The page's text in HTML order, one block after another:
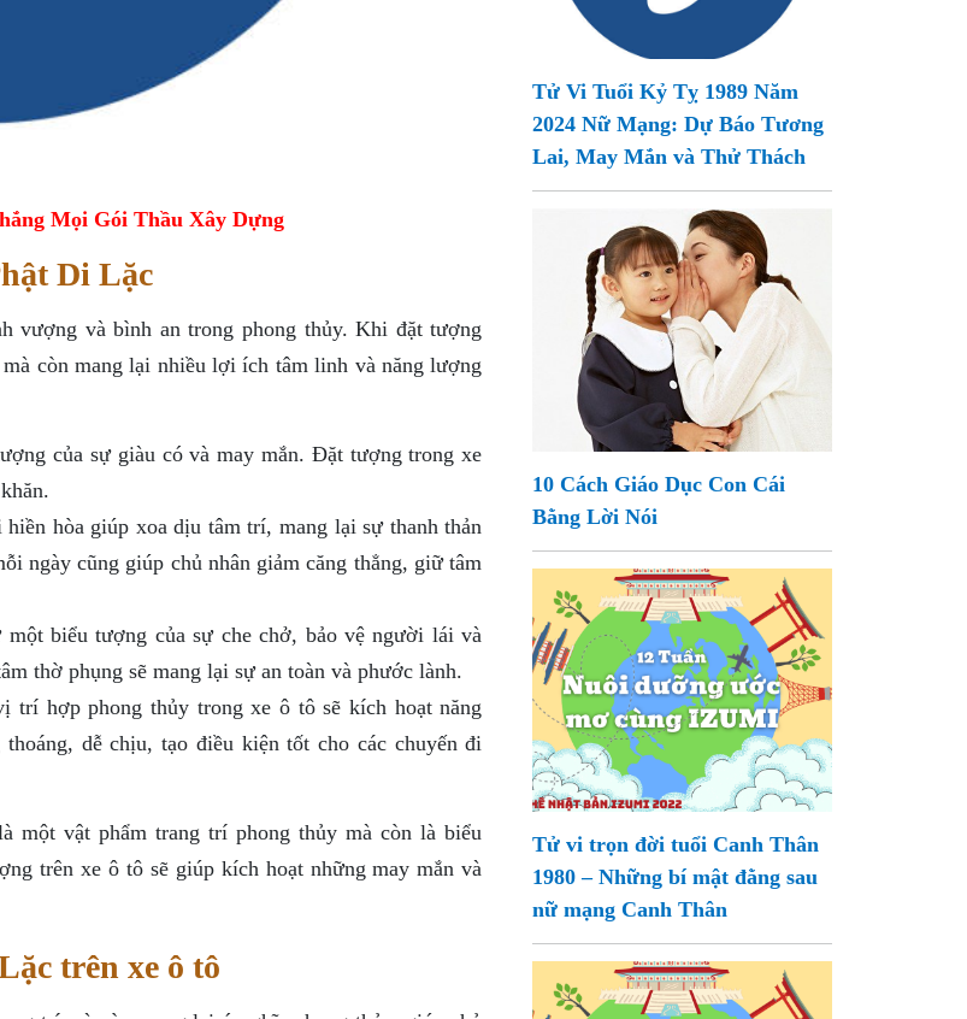
Mọi Gói Thầu Xây Dựng
Di Lặc
vượng và bình an trong phong thủy. Khi đặt tượng
còn mang lại nhiều lợi ích tâm linh và năng lượng
của sự giàu có và may mắn. Đặt tượng trong xe
hòa giúp xoa dịu tâm trí, mang lại sự thanh thản
ngày cũng giúp chủ nhân giảm căng thẳng, giữ tâm
biểu tượng của sự che chở, bảo vệ người lái và
thờ phụng sẽ mang lại sự an toàn và phước lành.
trí hợp phong thủy trong xe ô tô sẽ kích hoạt năng
dễ chịu, tạo điều kiện tốt cho các chuyến đi
vật phẩm trang trí phong thủy mà còn là biểu
trên xe ô tô sẽ giúp kích hoạt những may mắn và
trên xe ô tô
Tử Vi Tuổi Kỷ Tỵ 1989 Năm
2024 Nữ Mạng: Dự Báo Tương
Lai, May Mắn và Thử Thách
10 Cách Giáo Dục Con Cái
Bằng Lời Nói
Tử vi trọn đời tuổi Canh Thân
1980 – Những bí mật đằng sau
nữ mạng Canh Thân